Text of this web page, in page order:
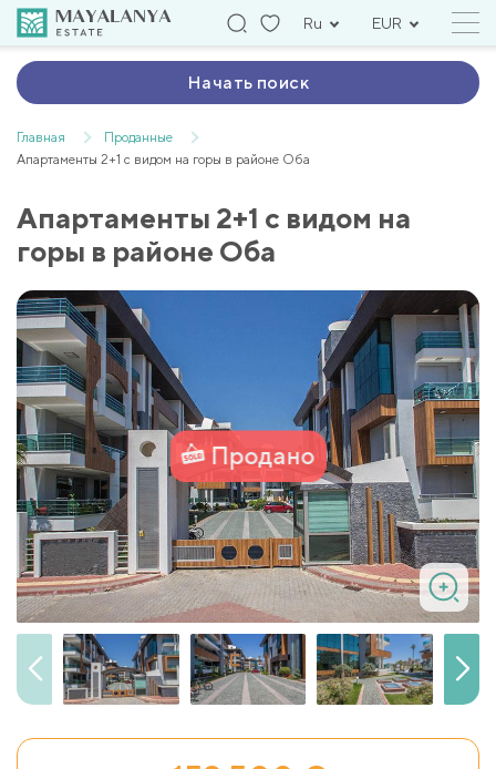
Ru EUR
Начать поиск
Главная
Проданные
Апартаменты 2+1 с видом на горы в районе Оба
Апартаменты 2+1 с видом на
горы в районе Оба
Продано